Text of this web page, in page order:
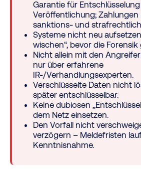
Garantie für
Veröffentlichung;
sanktions- und
Systeme nicht neu
wischen“, bevor die
Nicht allein mit den
nur über erfahrene
IR-/Verhandlungsexperten.
Verschlüsselte Daten nicht
später entschlüsselbar.
Keine dubiosen
dem Netz einsetzen.
Den Vorfall nicht
verzögern – Meldefristen
Kenntnisnahme.